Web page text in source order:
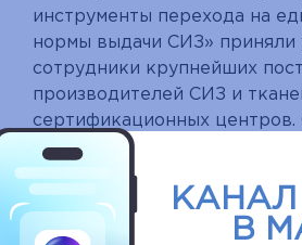
инструменты перехода на
нормы выдачи СИЗ» приняли
сотрудники крупнейших
производителей СИЗ и
сертификационных центров.
стал переход на ЕТН,
особенности при
СИЗ и ДСИЗ, изменения в ТР
также проведение оценки
КАНАЛ
В